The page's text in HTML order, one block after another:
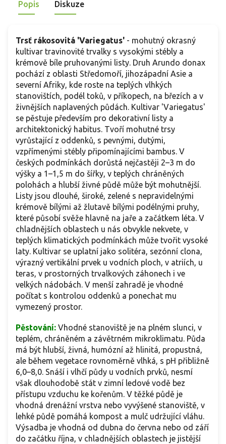
Popis Diskuze
Trsť rákosovitá 'Variegatus' - mohutný okrasný
kultivar travinovité trvalky s vysokými stébly a
krémově bíle pruhovanými listy. Druh Arundo donax
pochází z oblasti Středomoří, jihozápadní Asie a
severní Afriky, kde roste na teplých vlhkých
stanovištích, podél toků, v příkopech, na březích a v
živnějších naplavených půdách. Kultivar 'Variegatus'
se pěstuje především pro dekorativní listy a
architektonický habitus. Tvoří mohutné trsy
vyrůstající z oddenků, s pevnými, dutými,
vzpřímenými stébly připomínajícími bambus. V
českých podmínkách dorůstá nejčastěji 2–3 m do
výšky a 1–1,5 m do šířky, v teplých chráněných
polohách a hlubší živné půdě může být mohutnější.
Listy jsou dlouhé, široké, zelené s nepravidelnými
krémově bílými až žlutavě bílými podélnými pruhy,
které působí svěže hlavně na jaře a začátkem léta. V
chladnějších oblastech u nás obvykle nekvete, v
teplých klimatických podmínkách může tvořit vysoké
laty. Kultivar se uplatní jako solitéra, sezónní clona,
výrazný vertikální prvek u vodních ploch, v atriích, u
teras, v prostorných trvalkových záhonech i ve
velkých nádobách. V menší zahradě je vhodné
počítat s kontrolou oddenků a ponechat mu
vymezený prostor.
Pěstování: Vhodné stanoviště je na plném slunci, v
teplém, chráněném a závětrném mikroklimatu. Půda
má být hlubší, živná, humózní až hlinitá, propustná,
ale během vegetace rovnoměrně vlhká, s pH přibližně
6,0–8,0. Snáší i vlhčí půdy u vodních prvků, nesmí
však dlouhodobě stát v zimní ledové vodě bez
přístupu vzduchu ke kořenům. V těžké půdě je
vhodná drenážní vrstva nebo vyvýšené stanoviště, v
lehké půdě pomáhá kompost a mulč udržující vláhu.
Výsadba je vhodná od dubna do června nebo od září
do začátku října, v chladnějších oblastech je jistější